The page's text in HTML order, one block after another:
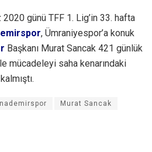
günü TFF 1. Lig’in 33. hafta
, Ümraniyespor’a konuk
Başkanı Murat Sancak 421 günlük
mücadeleyi saha kenarındaki
Murat Sancak